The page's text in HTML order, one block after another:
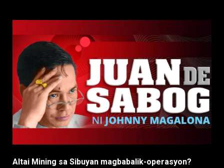
Altai Mining sa Sibuyan magbabalik-operasyon?